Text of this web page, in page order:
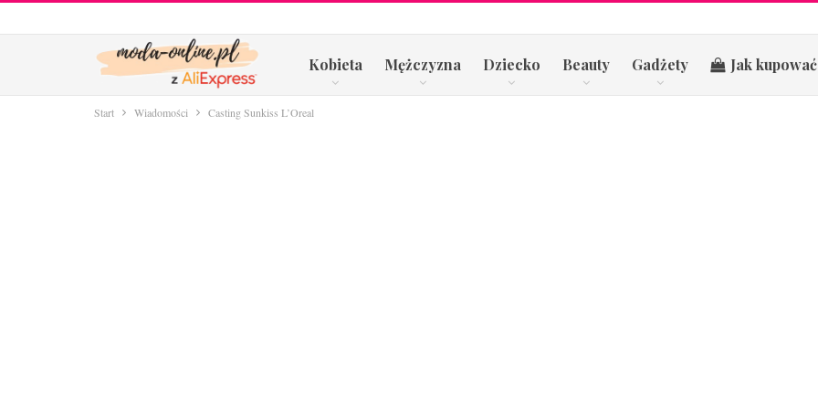
Kobieta Mężczyzna Dziecko Beauty Gadżety Jak
Start Wiadomości Casting Sunkiss L’Oreal